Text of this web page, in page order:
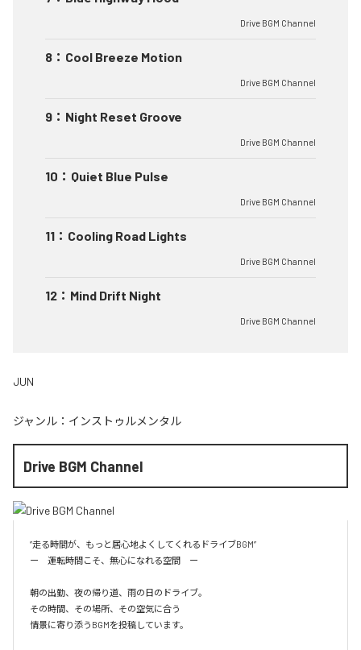
Drive BGM Channel
8 ： Cool Breeze Motion
Drive BGM Channel
9 ： Night Reset Groove
Drive BGM Channel
10 ： Quiet Blue Pulse
Drive BGM Channel
11 ： Cooling Road Lights
Drive BGM Channel
12 ： Mind Drift Night
Drive BGM Channel
JUN
ジャンル： インストゥルメンタル
Drive BGM Channel
”走る時間が、もっと居心地よくしてくれるドライブBGM”
ー　運転時間こそ、無心になれる空間　ー
朝の出勤、夜の帰り道、雨の日のドライブ。
その時間、その場所、その空気に合う
情景に寄り添うBGMを投稿しています。